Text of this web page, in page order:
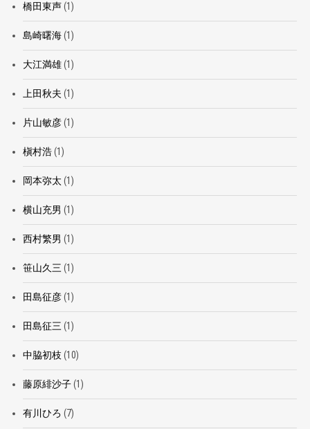
橋田東声(1)
島崎曙海(1)
大江満雄(1)
上田秋夫 (1)
片山敏彦(1)
槇村浩(1)
岡本弥太 (1)
横山充男 (1)
西村繁男 (1)
笹山久三 (1)
田島征彦(1)
田島征三 (1)
中脇初枝 (10)
藤原緋沙子(1)
有川ひろ (7)